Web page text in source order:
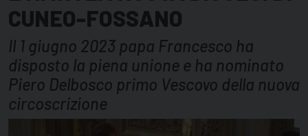
CUNEO-FOSSANO
Il 1 giugno 2023 papa Francesco ha
disposto la piena unione e ha nominato
Piero Delbosco primo Vescovo della nuova
circoscrizione